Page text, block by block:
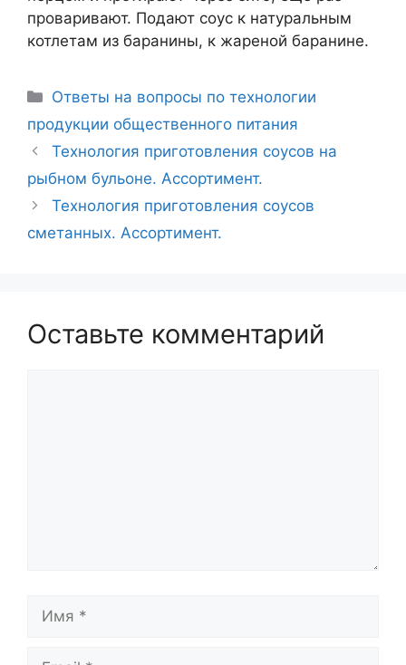
проваривают. Подают соус к натуральным
котлетам из баранины, к жареной баранине.
Рубрики
Ответы на вопросы по технологии
продукции общественного питания
Навигация
записи
Технология приготовления соусов на
рыбном бульоне. Ассортимент.
Технология приготовления соусов
сметанных. Ассортимент.
Оставьте комментарий
Имя
Email